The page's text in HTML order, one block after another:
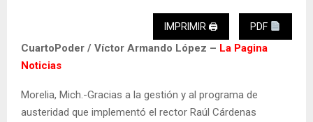
IMPRIMIR 🖨 PDF
CuartoPoder / Víctor Armando López – La Pagina
Noticias
Morelia, Mich.-Gracias a la gestión y al programa de
austeridad que implementó el rector Raúl Cárdenas